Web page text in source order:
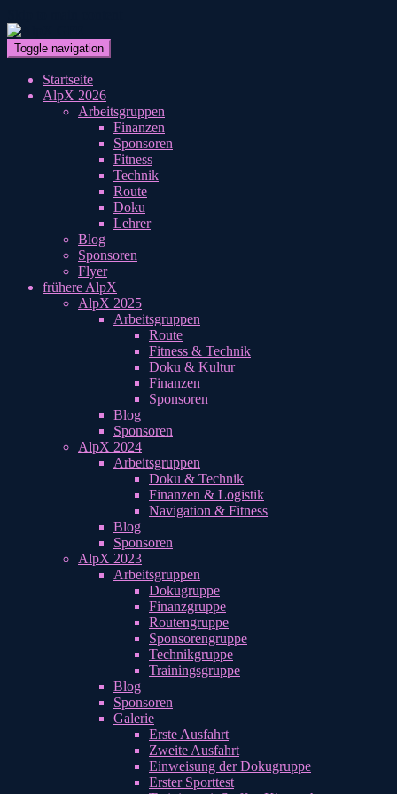
Toggle navigation
Startseite
AlpX 2026
Arbeitsgruppen
Finanzen
Sponsoren
Fitness
Technik
Route
Doku
Lehrer
Blog
Sponsoren
Flyer
frühere AlpX
AlpX 2025
Arbeitsgruppen
Route
Fitness & Technik
Doku & Kultur
Finanzen
Sponsoren
Blog
Sponsoren
AlpX 2024
Arbeitsgruppen
Doku & Technik
Finanzen & Logistik
Navigation & Fitness
Blog
Sponsoren
AlpX 2023
Arbeitsgruppen
Dokugruppe
Finanzgruppe
Routengruppe
Sponsorengruppe
Technikgruppe
Trainingsgruppe
Blog
Sponsoren
Galerie
Erste Ausfahrt
Zweite Ausfahrt
Einweisung der Dokugruppe
Erster Sporttest